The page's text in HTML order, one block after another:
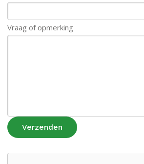
Vraag of opmerking
Verzenden